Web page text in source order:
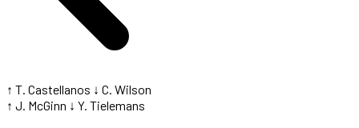
↑ T. Castellanos ↓ C. Wilson
↑ J. McGinn ↓ Y. Tielemans